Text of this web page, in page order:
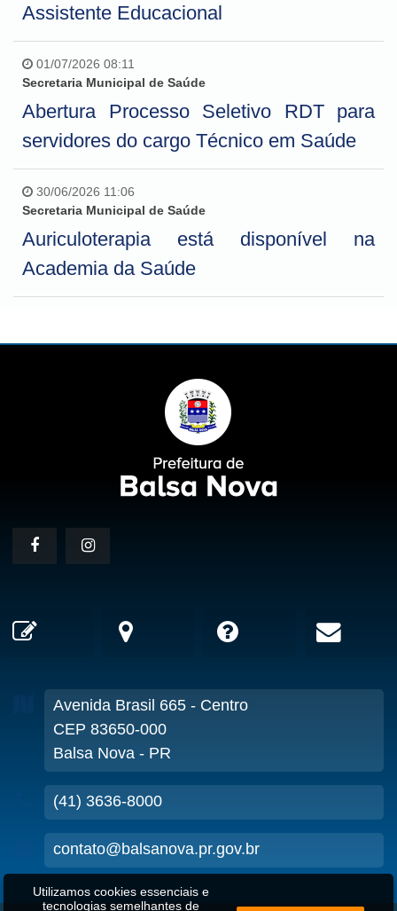
Assistente Educacional
01/07/2026 08:11
Secretaria Municipal de Saúde
Abertura Processo Seletivo RDT para
servidores do cargo Técnico em Saúde
30/06/2026 11:06
Secretaria Municipal de Saúde
Auriculoterapia está disponível na
Academia da Saúde
Avenida Brasil 665 - Centro
CEP 83650-000
Balsa Nova - PR
(41) 3636-8000
contato@balsanova.pr.gov.br
Utilizamos cookies essenciais e
tecnologias semelhantes de